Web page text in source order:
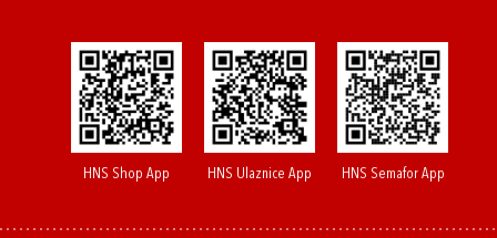
HNS Shop App HNS Ulaznice App HNS Semafor App